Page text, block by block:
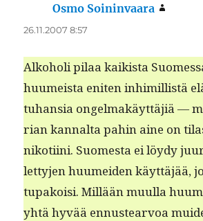
Osmo Soininvaara
26.11.2007 8:57
Alko­holi pilaa kaik­ista
huumeista eniten inhimil­listä
tuhan­sia ongel­makäyt­täjiä —
ri­an kannal­ta pahin aine on
nikoti­i­ni. Suomes­ta ei löy­dy
let­ty­jen huumei­den käyt­täjää,
tupakoisi. Mil­lään muul­la
yhtä hyvää ennustear­voa